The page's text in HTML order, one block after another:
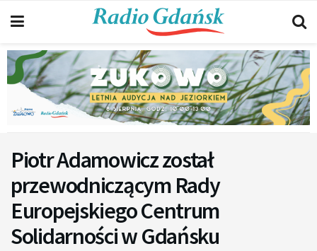
Piotr Adamowicz został
przewodniczącym Rady
Europejskiego Centrum
Solidarności w Gdańsku